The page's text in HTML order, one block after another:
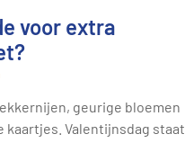
voor extra
geurige bloemen
kaartjes. Valentijnsdag staat